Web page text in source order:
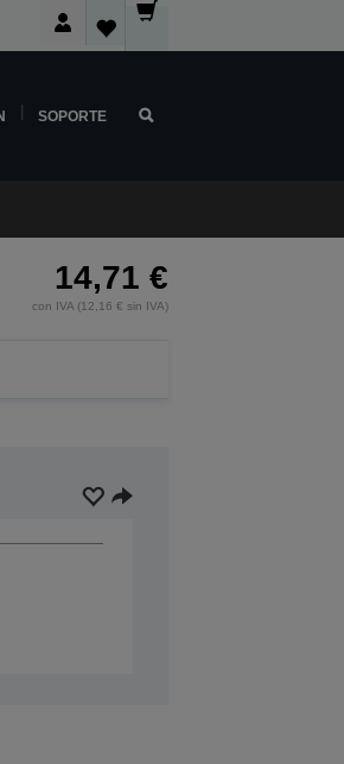
SOPORTE
14,71 €
con IVA (12,16 € sin IVA)